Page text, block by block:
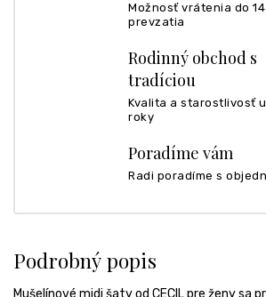
Možnosť vrátenia do
prevzatia
Rodinný obchod s
tradíciou
Kvalita a starostlivosť
roky
Poradíme vám
Radi poradíme s
Podrobný popis
Mušelínové midi šaty od CECIL pre ženy sa